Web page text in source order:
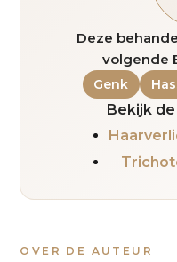
Deze
volgende
Genk
Bekijk
OVER DE AUTEUR